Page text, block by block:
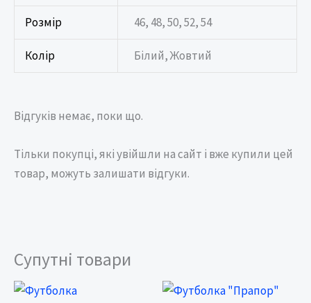
Розмір 46, 48, 50, 52, 54
Колір Білий, Жовтий
Відгуків немає, поки що.
Тільки покупці, які увійшли на сайт і вже купили цей
товар, можуть залишати відгуки.
Супутні товари
Price
range: